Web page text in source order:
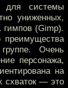
для системы
униженных,
гимпов (Gimp).
преимущества
Очень
персонажа,
на
схваток — это